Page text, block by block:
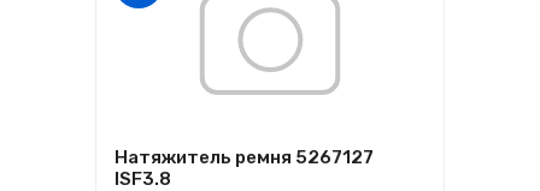
Натяжитель ремня 5267127
ISF3.8